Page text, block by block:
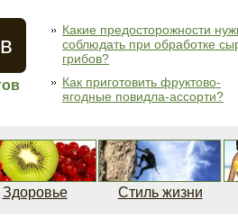
Какие предосторожности
соблюдать при обработке
грибов?
Как приготовить фруктово-
ягодные повидла-ассорти?
Здоровье Стиль жизни